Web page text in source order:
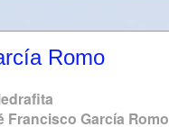
Romo
Francisco García Romo